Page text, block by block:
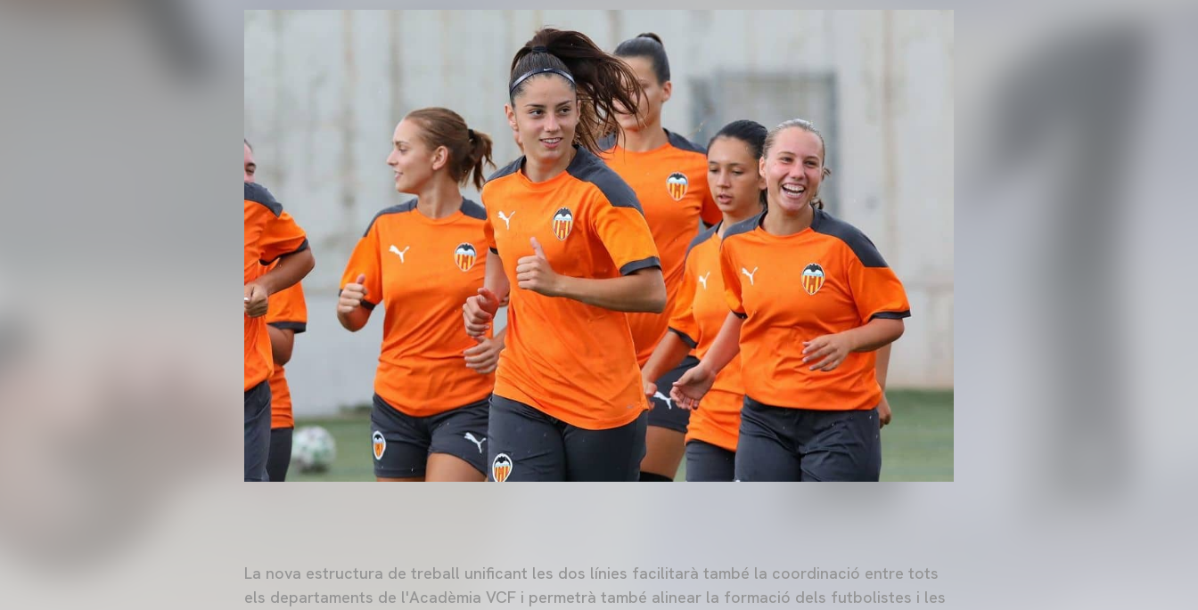
La nova estructura de treball unificant les dos línies facilitarà també la coordinació entre tots
els departaments de l'Acadèmia VCF i permetrà també alinear la formació dels futbolistes i les